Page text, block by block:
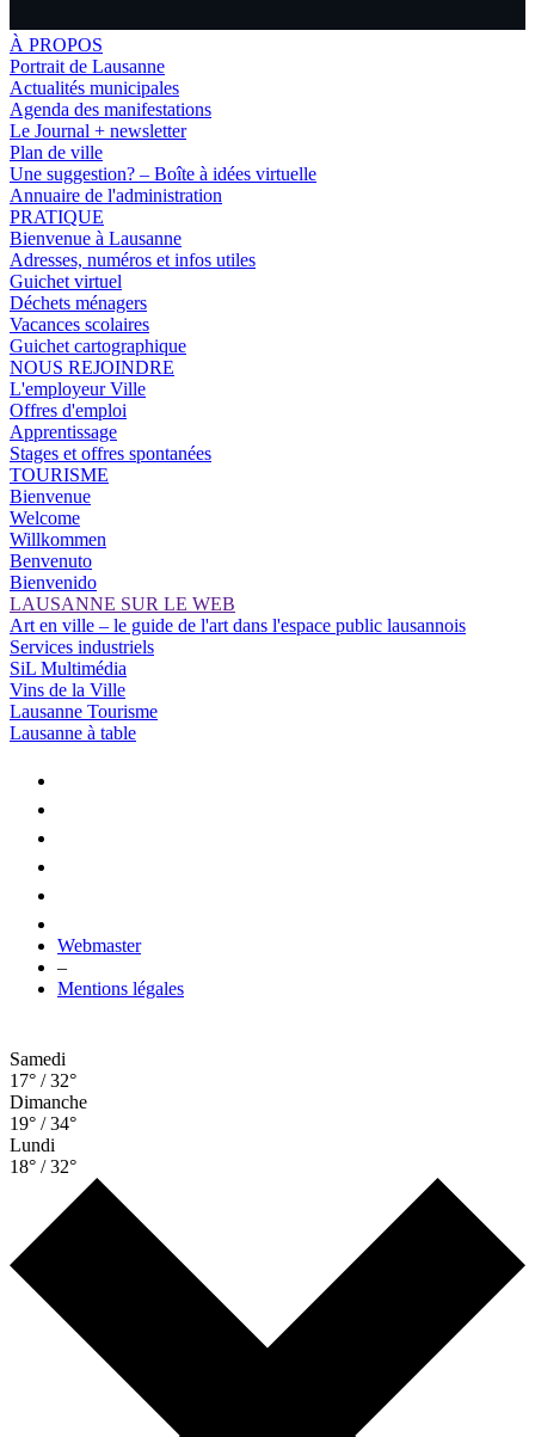
À PROPOS
Portrait de Lausanne
Actualités municipales
Agenda des manifestations
Le Journal + newsletter
Plan de ville
Une suggestion? – Boîte à idées virtuelle
Annuaire de l'administration
PRATIQUE
Bienvenue à Lausanne
Adresses, numéros et infos utiles
Guichet virtuel
Déchets ménagers
Vacances scolaires
Guichet cartographique
NOUS REJOINDRE
L'employeur Ville
Offres d'emploi
Apprentissage
Stages et offres spontanées
TOURISME
Bienvenue
Welcome
Willkommen
Benvenuto
Bienvenido
LAUSANNE SUR LE WEB
Art en ville – le guide de l'art dans l'espace public lausannois
Services industriels
SiL Multimédia
Vins de la Ville
Lausanne Tourisme
Lausanne à table
Webmaster
–
Mentions légales
Samedi
17° / 32°
Dimanche
19° / 34°
Lundi
18° / 32°